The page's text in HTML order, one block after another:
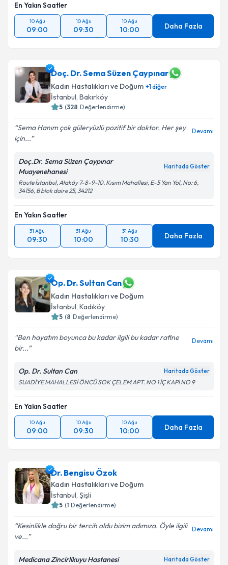
En Yakın Saatler
10 Ağu
09:00
10 Ağu
09:30
10 Ağu
10:00 Daha Fazla
Doç. Dr. Sema Süzen Çaypınar
Kadın Hastalıkları ve Doğum +1diğer
İstanbul, Bakırköy
5 (328 Değerlendirme)
Sema Hanım çok güleryüzlü pozitif bir doktor. Her şey
için...
Devamı
Doç.Dr. Sema Süzen Çaypınar
Muayenehanesi
Haritada Göster
Route İstanbul, Ataköy 7-8-9-10. Kısım Mahallesi, E-5 Yan Yol, No: 6,
34156, B blok daire 25, 34212
En Yakın Saatler
31 Ağu
09:30
31 Ağu
10:00
31 Ağu
10:30 Daha Fazla
Op. Dr. Sultan Can
Kadın Hastalıkları ve Doğum
İstanbul, Kadıköy
5 (8 Değerlendirme)
Ben hayatım boyunca bu kadar ilgili bu kadar rafine
bir...
Devamı
Op. Dr. Sultan Can Haritada Göster
SUADİYE MAHALLESİ ÖNCÜ SOK ÇELEM APT. NO 1 İÇ KAPI NO 9
En Yakın Saatler
10 Ağu
09:00
10 Ağu
09:30
10 Ağu
10:00 Daha Fazla
Dr. Bengisu Özok
Kadın Hastalıkları ve Doğum
İstanbul, Şişli
5 (1 Değerlendirme)
Kesinlikle doğru bir tercih oldu bizim adımıza. Öyle ilgili
ve...
Devamı
Medicana Zincirlikuyu Hastanesi Haritada Göster